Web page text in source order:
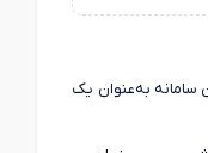
سامانه به‌عنوان یک